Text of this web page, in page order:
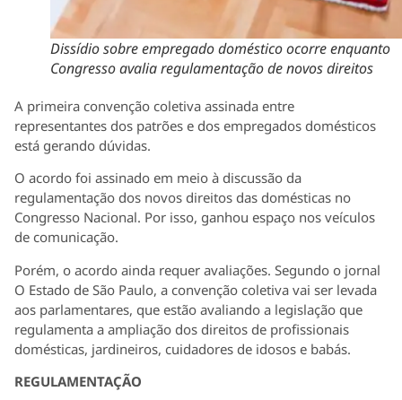
Dissídio sobre empregado doméstico ocorre enquanto
Congresso avalia regulamentação de novos direitos
A primeira convenção coletiva assinada entre
representantes dos patrões e dos empregados domésticos
está gerando dúvidas.
O acordo foi assinado em meio à discussão da
regulamentação dos novos direitos das domésticas no
Congresso Nacional. Por isso, ganhou espaço nos veículos
de comunicação.
Porém, o acordo ainda requer avaliações. Segundo o jornal
O Estado de São Paulo, a convenção coletiva vai ser levada
aos parlamentares, que estão avaliando a legislação que
regulamenta a ampliação dos direitos de profissionais
domésticas, jardineiros, cuidadores de idosos e babás.
REGULAMENTAÇÃO